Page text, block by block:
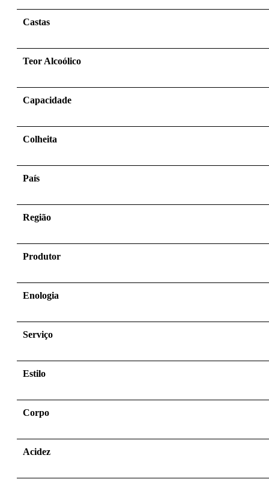
Castas
Teor Alcoólico
Capacidade
Colheita
País
Região
Produtor
Enologia
Serviço
Estilo
Corpo
Acidez